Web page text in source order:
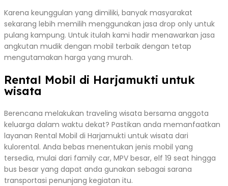
Karena keunggulan yang dimiliki, banyak masyarakat
sekarang lebih memilih menggunakan jasa drop only untuk
pulang kampung. Untuk itulah kami hadir menawarkan jasa
angkutan mudik dengan mobil terbaik dengan tetap
mengutamakan harga yang murah.
Rental Mobil di Harjamukti untuk
wisata
Berencana melakukan traveling wisata bersama anggota
keluarga dalam waktu dekat? Pastikan anda memanfaatkan
layanan Rental Mobil di Harjamukti untuk wisata dari
kulorental. Anda bebas menentukan jenis mobil yang
tersedia, mulai dari family car, MPV besar, elf 19 seat hingga
bus besar yang dapat anda gunakan sebagai sarana
transportasi penunjang kegiatan itu.